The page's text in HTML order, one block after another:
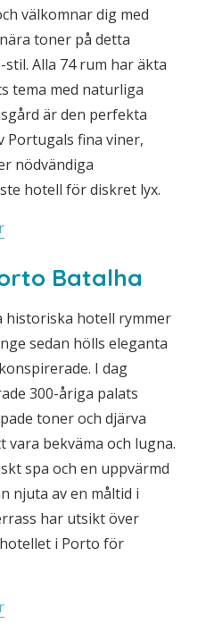
välkomnar dig med
toner på detta
Alla 74 rum har äkta
tema med naturliga
är den perfekta
Portugals fina viner,
nödvändiga
hotell för diskret lyx.
Batalha
historiska hotell rymmer
sedan hölls eleganta
I dag
300-åriga palats
toner och djärva
bekväma och lugna.
spa och en uppvärmd
njuta av en måltid i
har utsikt över
i Porto för